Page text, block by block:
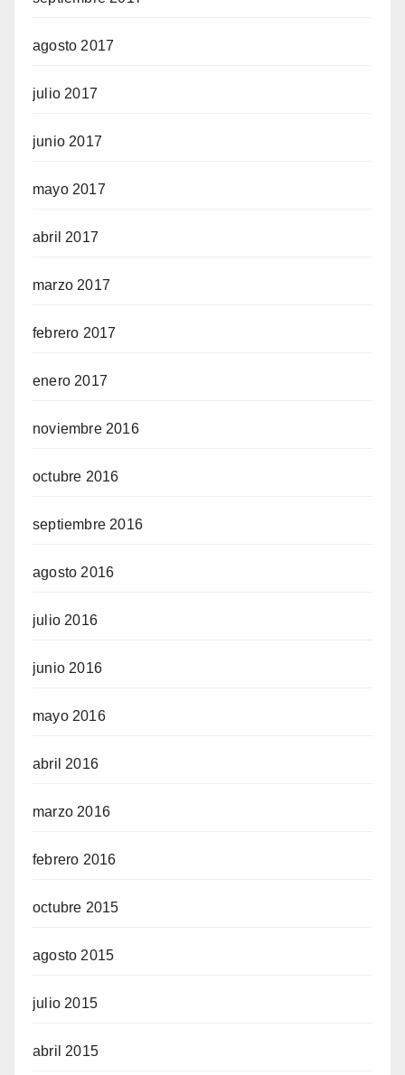
agosto 2017
julio 2017
junio 2017
mayo 2017
abril 2017
marzo 2017
febrero 2017
enero 2017
noviembre 2016
octubre 2016
septiembre 2016
agosto 2016
julio 2016
junio 2016
mayo 2016
abril 2016
marzo 2016
febrero 2016
octubre 2015
agosto 2015
julio 2015
abril 2015